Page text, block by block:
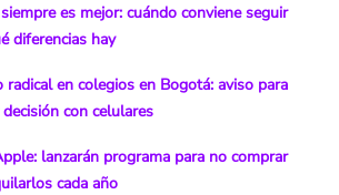
es mejor: cuándo conviene seguir
diferencias hay
radical en colegios en Bogotá: aviso para
con celulares
lanzarán programa para no comprar
cada año